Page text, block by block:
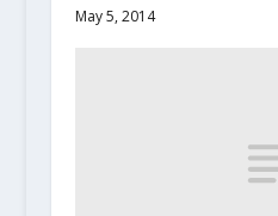
May 5, 2014